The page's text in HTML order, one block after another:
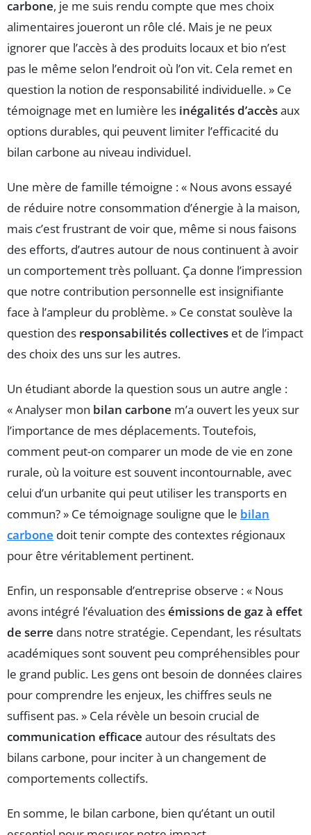
carbone, je me suis rendu compte que mes choix
alimentaires joueront un rôle clé. Mais je ne peux
ignorer que l’accès à des produits locaux et bio n’est
pas le même selon l’endroit où l’on vit. Cela remet en
question la notion de responsabilité individuelle. » Ce
témoignage met en lumière les inégalités d’accèsaux
options durables, qui peuvent limiter l’efficacité du
bilan carbone au niveau individuel.
Une mère de famille témoigne : « Nous avons essayé
de réduire notre consommation d’énergie à la maison,
mais c’est frustrant de voir que, même si nous faisons
des efforts, d’autres autour de nous continuent à avoir
un comportement très polluant. Ça donne l’impression
que notre contribution personnelle est insignifiante
face à l’ampleur du problème. » Ce constat soulève la
question des responsabilités collectives et de l’impact
des choix des uns sur les autres.
Un étudiant aborde la question sous un autre angle :
« Analyser mon bilan carbone m’a ouvert les yeux sur
l’importance de mes déplacements. Toutefois,
comment peut-on comparer un mode de vie en zone
rurale, où la voiture est souvent incontournable, avec
celui d’un urbanite qui peut utiliser les transports en
commun? » Ce témoignage souligne que le bilan
carbone doit tenir compte des contextes régionaux
pour être véritablement pertinent.
Enfin, un responsable d’entreprise observe : « Nous
avons intégré l’évaluation desémissions de gaz à effet
de serre dans notre stratégie. Cependant, les résultats
académiques sont souvent peu compréhensibles pour
le grand public. Les gens ont besoin de données claires
pour comprendre les enjeux, les chiffres seuls ne
suffisent pas. » Cela révèle un besoin crucial de
communication efficace autour des résultats des
bilans carbone, pour inciter à un changement de
comportements collectifs.
En somme, le bilan carbone, bien qu’étant un outil